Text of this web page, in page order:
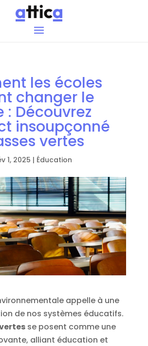
les écoles
changer le
: Découvrez
insoupçonné
vertes
1, 2025 | Éducation
appelle à une
de nos systèmes éducatifs.
se posent comme une
alliant éducation et